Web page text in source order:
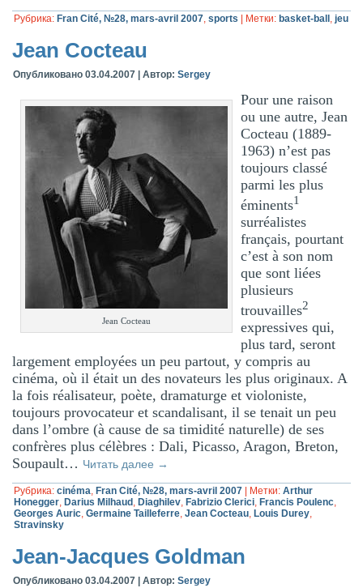
Рубрика: Fran Cité, №28, mars-avril 2007,sports Метки: basket-ball ,jeu
Jean Cocteau
Опубликовано 03.04.2007 |Автор: Sergey
Jean Cocteau
Pour une raison
ou une autre, Jean
Cocteau (1889-
1963) n’est pas
toujours classé
parmi les plus
éminents1
surréalistes
français, pourtant
c’est à son nom
que sont liées
plusieurs
trouvailles2
expressives qui,
plus tard, seront
largement employées un peu partout, y compris au
cinéma, où il était un des novateurs les plus originaux. A
la fois réalisateur, poète, dramaturge et violoniste,
toujours provocateur et scandalisant, il se tenait un peu
dans l’ombre (à cause de sa timidité naturelle) de ses
confrères plus célèbres : Dali, Picasso, Aragon, Breton,
Soupault… Читать далее →
Рубрика: cinéma, Fran Cité, №28, mars-avril 2007 Метки: Arthur
Honegger, Darius Milhaud , Diaghilev, Fabrizio Clerici, Francis Poulenc,
Georges Auric,Germaine Tailleferre,Jean Cocteau, Louis Durey,
Stravinsky
Jean-Jacques Goldman
Опубликовано 03.04.2007 |Автор: Sergey